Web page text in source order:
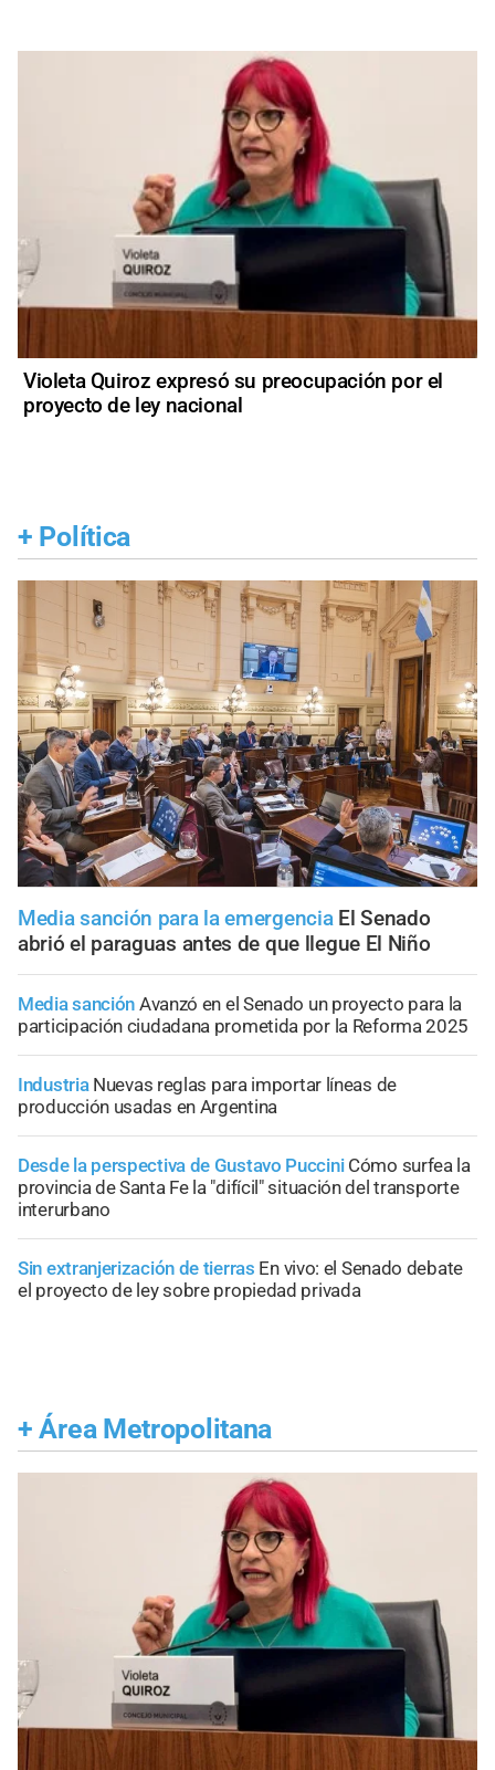
Violeta Quiroz expresó su preocupación por el
proyecto de ley nacional
+ Política
Media sanción para la emergencia El Senado
abrió el paraguas antes de que llegue El Niño
Media sanción Avanzó en el Senado un proyecto para la
participación ciudadana prometida por la Reforma 2025
Industria Nuevas reglas para importar líneas de
producción usadas en Argentina
Desde la perspectiva de Gustavo Puccini Cómo surfea la
provincia de Santa Fe la "difícil" situación del transporte
interurbano
Sin extranjerización de tierras En vivo: el Senado debate
el proyecto de ley sobre propiedad privada
+ Área Metropolitana